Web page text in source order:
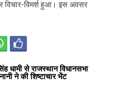
विचार-विमर्श हुआ। इस अवसर
धामी से राजस्थान विधानसभा
ने की शिष्टाचार भेंट